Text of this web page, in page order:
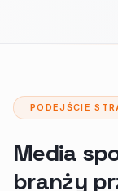
PODEJŚCIE
Media
branży